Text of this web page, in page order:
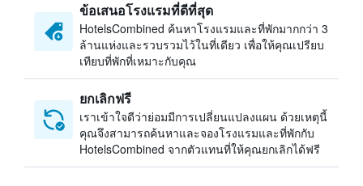
ข้อเสนอโรงแรมที่ดีที่สุด
HotelsCombined ค้นหาโรงแรมและที่พักมากกว่า 3
ล้านแห่งและรวบรวมไว้ในที่เดียว เพื่อให้คุณเปรียบ
เทียบที่พักที่เหมาะกับคุณ
ยกเลิกฟรี
เราเข้าใจดีว่าย่อมมีการเปลี่ยนแปลงแผน ด้วยเหตุนี้
คุณจึงสามารถค้นหาและจองโรงแรมและที่พักกับ
HotelsCombined จากตัวแทนที่ให้คุณยกเลิกได้ฟรี